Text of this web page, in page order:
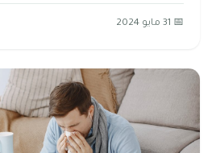
📅 31 مايو 2024